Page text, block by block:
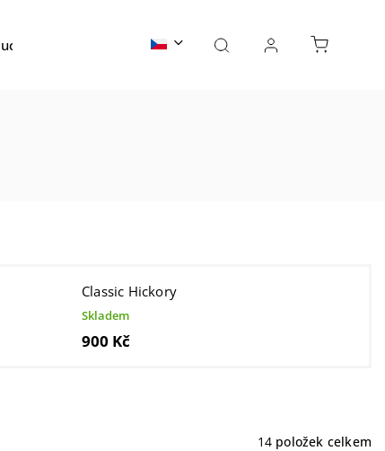
Water Ripple Oceľ Kontakty
Classic Hickory
Skladem
900 Kč
14 položek celkem